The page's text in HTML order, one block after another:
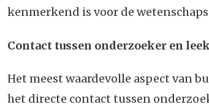
kenmerkend is voor de
Contact tussen onderzoeker en leek
Het meest waardevolle aspect van
het directe contact tussen